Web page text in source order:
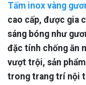
Tấm inox vàng
cao cấp, được gia
sáng bóng như
đặc tính chống ăn
vượt trội, sản
trong trang trí nội